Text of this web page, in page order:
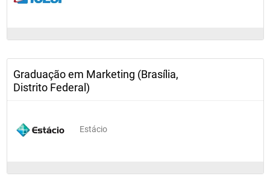
rapidamente os profissionais responsáveis pelo sucesso das
Graduação em Marketing (Brasília,
Distrito Federal)
Estácio